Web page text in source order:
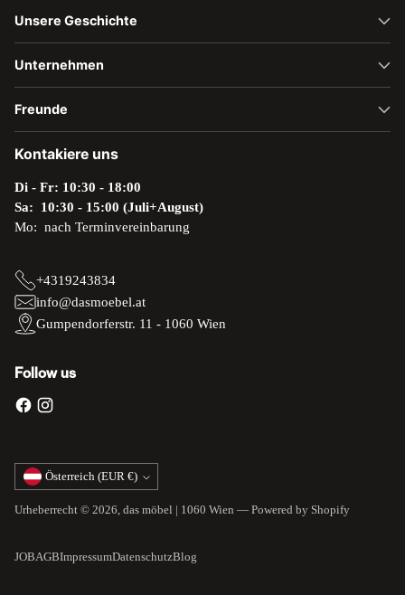
Unsere Geschichte
Unternehmen
Freunde
Kontakiere uns
Di - Fr: 10:30 - 18:00
Sa: 10:30 - 15:00 (Juli+August)
Mo: nach Terminvereinbarung
+4319243834
info@dasmoebel.at
Gumpendorferstr. 11 - 1060 Wien
Follow us
Währung Österreich (EUR €)
Urheberrecht © 2026, das möbel | 1060 Wien — Powered by Shopify
JOBAGBImpressumDatenschutzBlog